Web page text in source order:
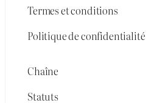
Termes et conditions
Politique de confidentialité
Chaîne
Statuts